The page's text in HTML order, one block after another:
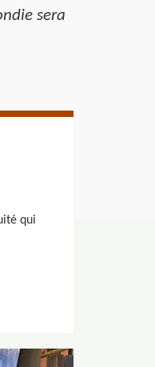
sera
qui